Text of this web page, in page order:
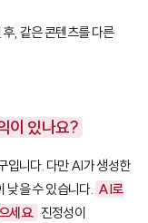
, 같은 콘텐츠를 다른
이 있나요?
입니다. 다만 AI가 생성한
낮을 수 있습니다. AI로
세요. 진정성이